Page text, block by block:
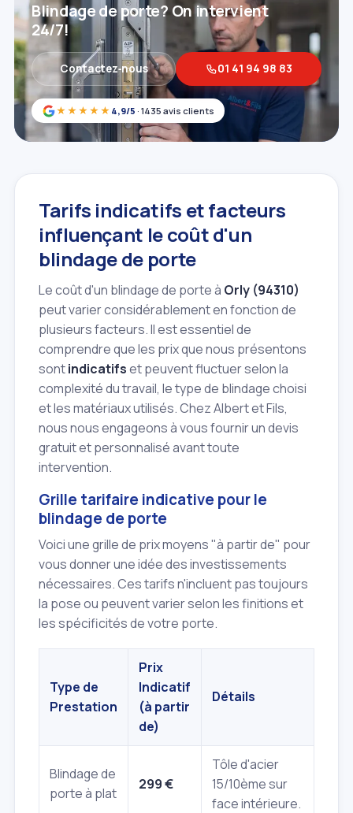
★★★★★ 4,9/5 · 1435 avis clients
Blindage de porte? On intervient
24/7!
Contactez‑nous 01 41 94 98 83
Tarifs indicatifs et facteurs
influençant le coût d'un
blindage de porte
Le coût d'un blindage de porte à Orly (94310)
peut varier considérablement en fonction de
plusieurs facteurs. Il est essentiel de
comprendre que les prix que nous présentons
sontindicatifset peuvent fluctuer selon la
complexité du travail, le type de blindage choisi
et les matériaux utilisés. Chez Albert et Fils,
nous nous engageons à vous fournir un devis
gratuit et personnalisé avant toute
intervention.
Grille tarifaire indicative pour le
blindage de porte
Voici une grille de prix moyens "à partir de" pour
vous donner une idée des investissements
nécessaires. Ces tarifs n'incluent pas toujours
la pose ou peuvent varier selon les finitions et
les spécificités de votre porte.
Type de
Prestation
Prix
Indicatif
(à partir
de)
Détails
Blindage de
porte à plat
299 €
Tôle d'acier
15/10ème sur
face intérieure.